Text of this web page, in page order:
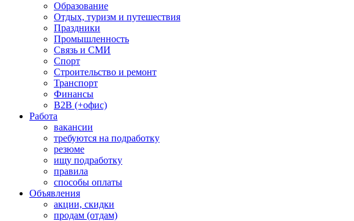
Образование
Отдых, туризм и путешествия
Праздники
Промышленность
Связь и СМИ
Спорт
Строительство и ремонт
Транспорт
Финансы
B2B (+офис)
Работа
вакансии
требуются на подработку
резюме
ищу подработку
правила
способы оплаты
Объявления
акции, скидки
продам (отдам)